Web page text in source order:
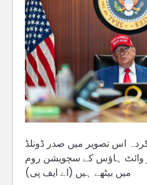
اس تصویر میں صدر ڈونلڈ
21 جون، 2025 کو وائٹ ہاؤس کے سچویشن روم
میں بیٹھے ہیں (اے ایف پی)